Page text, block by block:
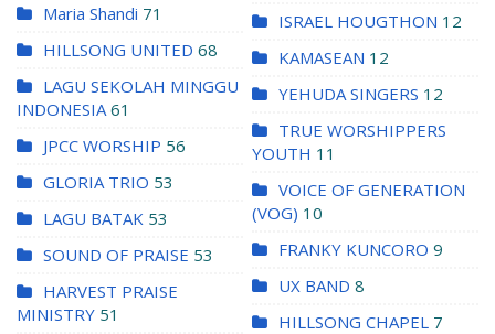
Maria Shandi 71
HILLSONG UNITED 68
LAGU SEKOLAH MINGGU
INDONESIA 61
JPCC WORSHIP 56
GLORIA TRIO 53
LAGU BATAK 53
SOUND OF PRAISE 53
HARVEST PRAISE
MINISTRY 51
ISRAEL HOUGTHON 12
KAMASEAN 12
YEHUDA SINGERS 12
TRUE WORSHIPPERS
YOUTH 11
VOICE OF GENERATION
(VOG) 10
FRANKY KUNCORO 9
UX BAND 8
HILLSONG CHAPEL 7